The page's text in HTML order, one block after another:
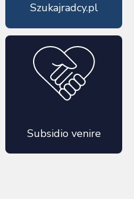
Szukajradcy.pl
Subsidio venire